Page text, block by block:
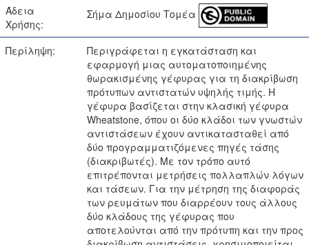
Άδεια
Χρήσης:
Σήμα Δημοσίου Τομέα
Περίληψη:
Περιγράφεται η εγκατάσταση και
εφαρμογή μιας αυτοματοποιημένης
θωρακισμένης γέφυρας για τη διακρίβωση
πρότυπων αντιστατών υψηλής τιμής. Η
γέφυρα βασίζεται στην κλασική γέφυρα
Wheatstone, όπου οι δύο κλάδοι των γνωστών
αντιστάσεων έχουν αντικατασταθεί από
δύο προγραμματιζόμενες πηγές τάσης
(διακριβωτές). Με τον τρόπο αυτό
επιτρέπονται μετρήσεις πολλαπλών λόγων
και τάσεων. Για την μέτρηση της διαφοράς
των ρευμάτων που διαρρέουν τους άλλους
δύο κλάδους της γέφυρας που
αποτελούνται από την πρότυπη και την προς